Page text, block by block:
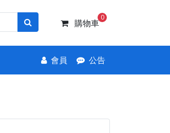
購物車
0
會員 公告